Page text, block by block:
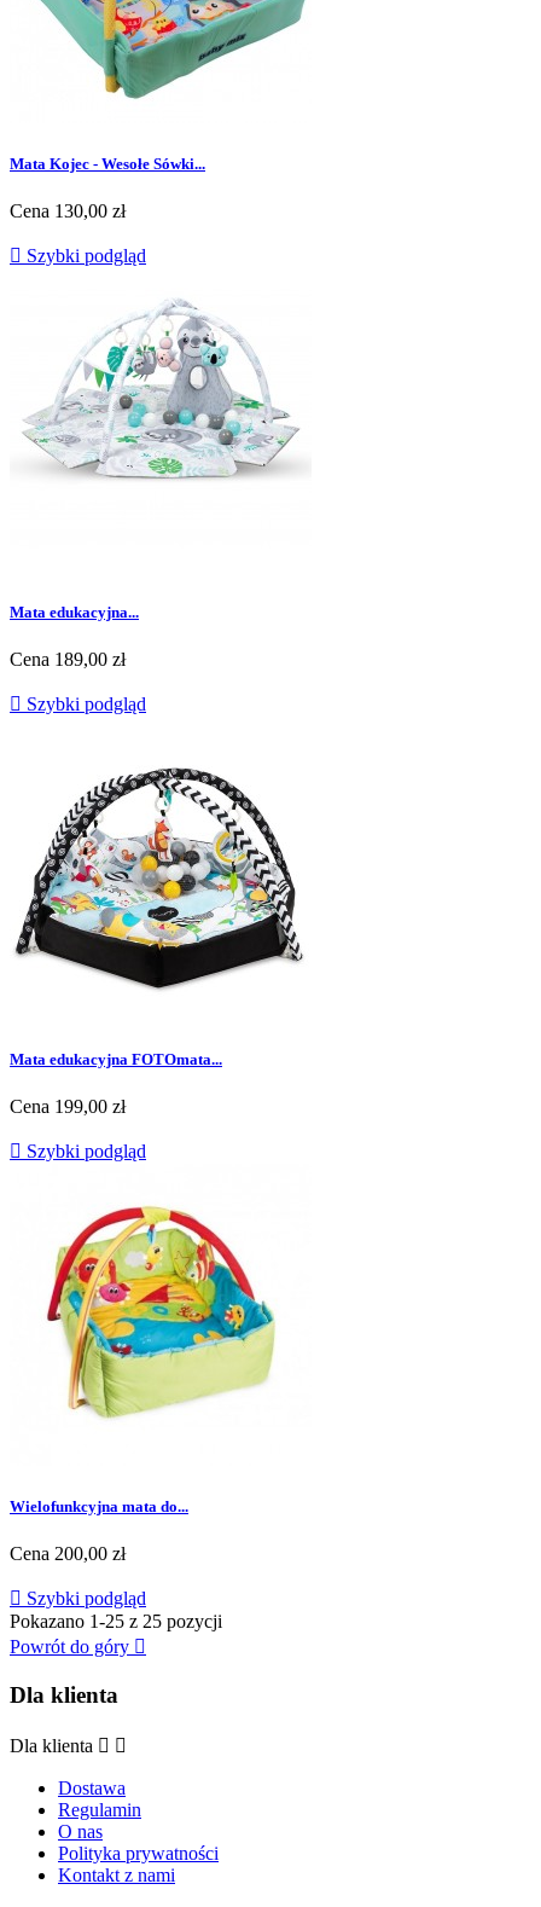
Mata Kojec - Wesołe Sówki...
Cena 130,00 zł
 Szybki podgląd
Mata edukacyjna...
Cena 189,00 zł
 Szybki podgląd
Mata edukacyjna FOTOmata...
Cena 199,00 zł
 Szybki podgląd
Wielofunkcyjna mata do...
Cena 200,00 zł
 Szybki podgląd
Pokazano 1-25 z 25 pozycji
Powrót do góry 
Dla klienta
Dla klienta  
Dostawa
Regulamin
O nas
Polityka prywatności
Kontakt z nami